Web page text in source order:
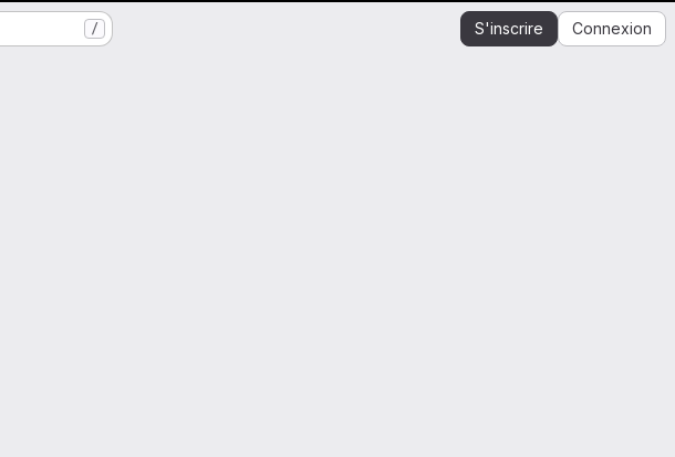
/ S'inscrire Connexion